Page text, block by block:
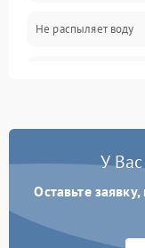
Программное
Не распыляет воду
Проблемы с
Не работает сушилка
Сбои в работе
У
Оставьте